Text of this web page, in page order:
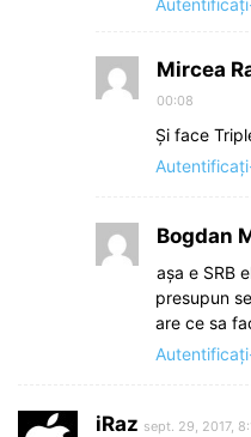
Mircea
00:08
Și face
Bogdan
așa e SRB
presupun
are ce sa
iRaz sept. 29, 2017,